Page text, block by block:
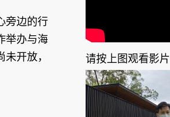
旁边的行
举办与海
开放，
请按上图观看影片